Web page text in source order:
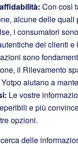
Con così
alcune delle quali
i consumatori
dei clienti e
sono
il Rilevamento
aiutano a
Le vostre
e più
opzioni.
delle